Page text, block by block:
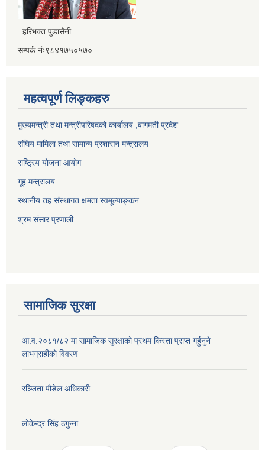
हरिभक्त पुडासैनी
सम्पर्क नंः९८४१७५०५७०
महत्वपूर्ण लिङ्कहरु
मुख्यमन्त्री तथा मन्त्रीपरिषदको कार्यालय ,बागमती प्रदेश
संघिय मामिला तथा सामान्य प्रशासन मन्त्रालय
राष्ट्रिय योजना आयोग
गूह मन्त्रालय
स्थानीय तह संस्थागत क्षमता स्वमूल्याङ्कन
श्रम संसार प्रणाली
सामाजिक सुरक्षा
आ.व.२०८१/८२ मा सामाजिक सुरक्षाको प्रथम किस्ता प्राप्त गर्हुनुने
लाभग्राहीको विवरण
रञ्जिता पौडेल अधिकारी
लोकेन्द्र सिंह ठगुन्ना